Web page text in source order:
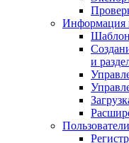
Информация
и